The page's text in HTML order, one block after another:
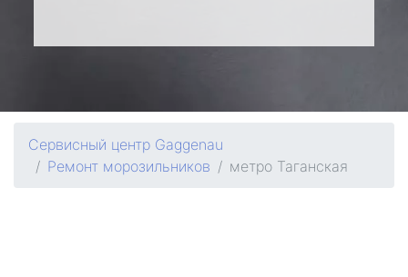
Сервисный центр Gaggenau
Ремонт морозильников
метро Таганская